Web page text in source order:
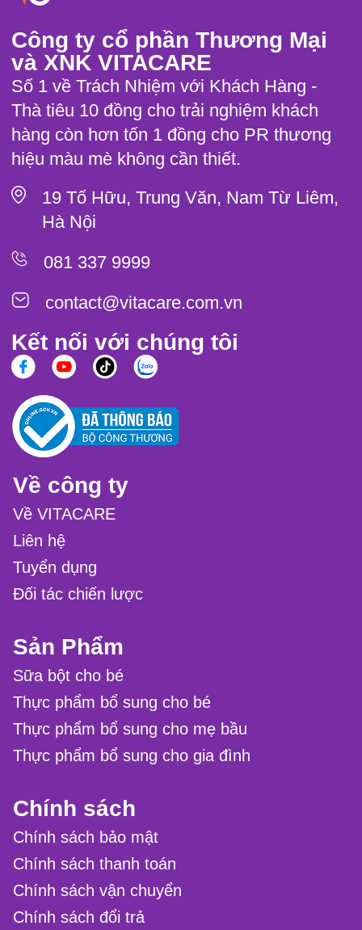
Công ty cổ phần Thương Mại
và XNK VITACARE
Số 1 về Trách Nhiệm với Khách Hàng -
Thà tiêu 10 đồng cho trải nghiệm khách
hàng còn hơn tốn 1 đồng cho PR thương
hiệu màu mè không cần thiết.
19 Tố Hữu, Trung Văn, Nam Từ Liêm,
Hà Nội
081 337 9999
contact@vitacare.com.vn
Kết nối với chúng tôi
Về công ty
Về VITACARE
Liên hệ
Tuyển dụng
Đối tác chiến lược
Sản Phẩm
Sữa bột cho bé
Thực phẩm bổ sung cho bé
Thực phẩm bổ sung cho mẹ bầu
Thực phẩm bổ sung cho gia đình
Chính sách
Chính sách bảo mật
Chính sách thanh toán
Chính sách vận chuyển
Chính sách đổi trả